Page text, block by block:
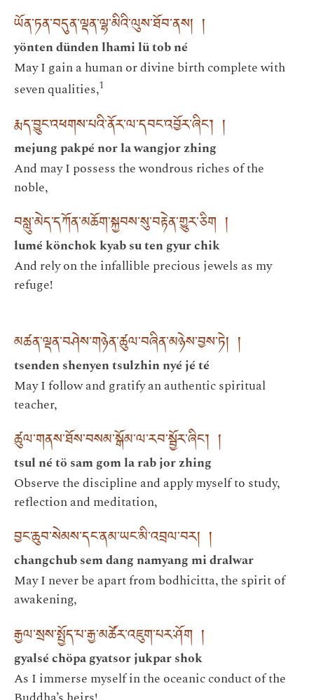
ཡོན་ཏན་བདུན་ལྡན་ལྷ་མིའི་ལུས་ཐོབ་ནས། །
yönten dünden lhami lü tob né
May I gain a human or divine birth complete with
seven qualities,1
རྨད་བྱུང་འཕགས་པའི་ནོར་ལ་དབང་འབྱོར་ཞིང་། །
mejung pakpé nor la wangjor zhing
And may I possess the wondrous riches of the
noble,
བསླུ་མེད་དཀོན་མཆོག་སྐྱབས་སུ་བརྟེན་གྱུར་ཅིག །
lumé könchok kyab su ten gyur chik
And rely on the infallible precious jewels as my
refuge!
མཚན་ལྡན་བཤེས་གཉེན་ཚུལ་བཞིན་མཉེས་བྱས་ཏེ། །
tsenden shenyen tsulzhin nyé jé té
May I follow and gratify an authentic spiritual
teacher,
ཚུལ་གནས་ཐོས་བསམ་སྒོམ་ལ་རབ་སྦྱོར་ཞིང་། །
tsul né tö sam gom la rab jor zhing
Observe the discipline and apply myself to study,
reflection and meditation,
བྱང་ཆུབ་སེམས་དང་ནམ་ཡང་མི་འབྲལ་བར། །
changchub sem dang namyang mi dralwar
May I never be apart from bodhicitta, the spirit of
awakening,
རྒྱལ་སྲས་སྤྱོད་པ་རྒྱ་མཚོར་འཇུག་པར་ཤོག །
gyalsé chöpa gyatsor jukpar shok
As I immerse myself in the oceanic conduct of the